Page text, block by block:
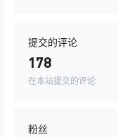
提交的评论
178
在本站提交的评论
粉丝